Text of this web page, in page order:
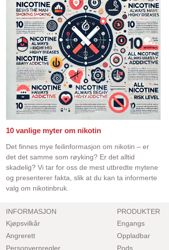
10 vanlige myter om nikotin
Det finnes mye feilinformasjon om nikotin – er
det det samme som røyking? Er det alltid
skadelig? Vi tar for oss de mest utbredte mytene
og presenterer fakta, slik at du kan ta informerte
valg om nikotinbruk.
INFORMASJON
Kjøpsvilkår
Angrerett
Personvernregler
PRODUKTER
Engangs
Oppladbar
Pods